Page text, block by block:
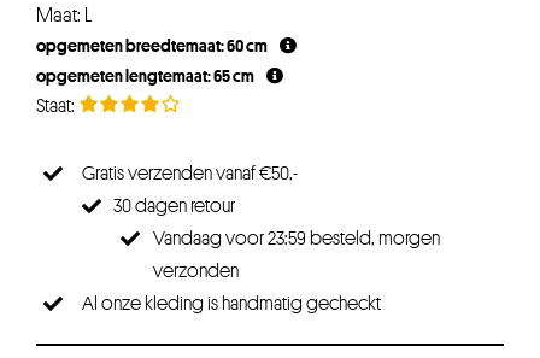
Maat: L
opgemeten breedtemaat: 60 cm
opgemeten lengtemaat: 65 cm
Gratis verzenden vanaf €50,-
30 dagen retour
Vandaag voor 23:59 besteld, morgen
verzonden
Al onze kleding is handmatig gecheckt